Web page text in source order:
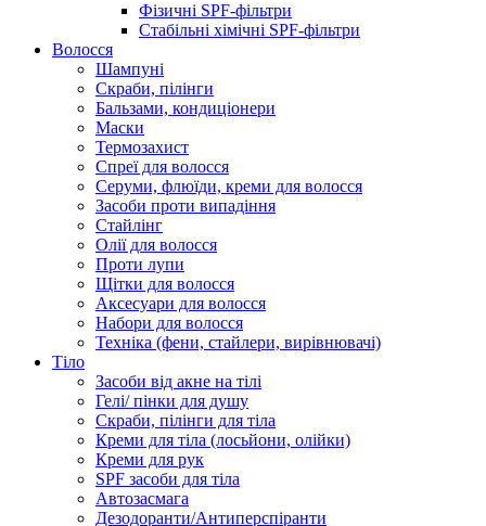
Фізичні SPF-фільтри
Стабільні хімічні SPF-фільтри
Волосся
Шампуні
Скраби, пілінги
Бальзами, кондиціонери
Маски
Термозахист
Спреї для волосся
Серуми, флюїди, креми для волосся
Засоби проти випадіння
Стайлінг
Олії для волосся
Проти лупи
Щітки для волосся
Аксесуари для волосся
Набори для волосся
Техніка (фени, стайлери, вирівнювачі)
Тіло
Засоби від акне на тілі
Гелі/ пінки для душу
Скраби, пілінги для тіла
Креми для тіла (лосьйони, олійки)
Креми для рук
SPF засоби для тіла
Автозасмага
Дезодоранти/Антиперспіранти